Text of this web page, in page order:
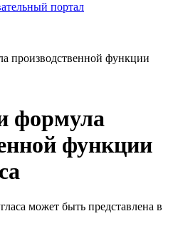
портал
производственной функции
формула
функции
может быть представлена в